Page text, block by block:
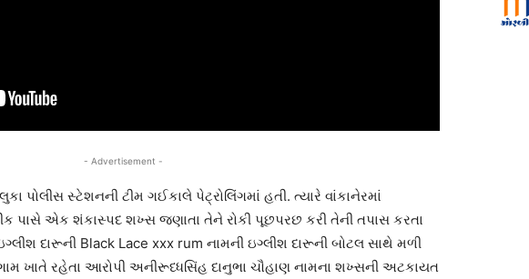
- Advertisement -
પોલીસ સ્ટેશનની ટીમ ગઈકાલે પેટ્રોલિંગમાં હતી. ત્યારે વાંકાનેરમાં
પાસે એક શંકાસ્પદ શખ્સ જણાતા તેને રોકી પૂછપરછ કરી તેની તપાસ કરતા
દારૂની Black Lace xxx rum નામની ઇગ્લીશ દારૂની બોટલ સાથે મળી
ખાતે રહેતા આરોપી અનીરૂધ્ધસિંહ દાનુભા ચૌહાણ નામના શખ્સની અટકાયત